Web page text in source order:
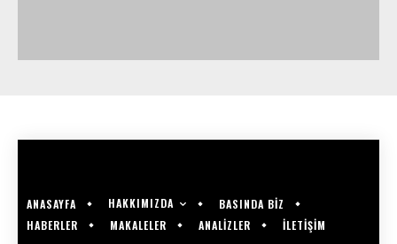
ANASAYFA HAKKIMIZDA
BASINDA BİZ
HABERLER
MAKALELER ANALİZLER İLETİŞİM